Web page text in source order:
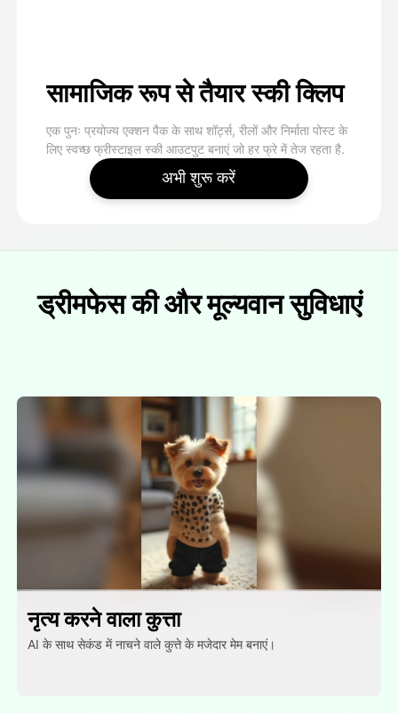
सामाजिक रूप से तैयार स्की क्लिप
एक पुनः प्रयोज्य एक्शन पैक के साथ शॉर्ट्स, रीलों और निर्माता पोस्ट के
लिए स्वच्छ फ्रीस्टाइल स्की आउटपुट बनाएं जो हर फ्रे में तेज रहता है.
अभी शुरू करें
ड्रीमफेस की और मूल्यवान सुविधाएं
नृत्य करने वाला कुत्ता
AI के साथ सेकंड में नाचने वाले कुत्ते के मजेदार मेम बनाएं।